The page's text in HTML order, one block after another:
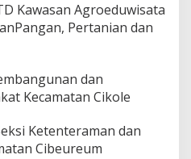
Kawasan Agroeduwisata
Pertanian dan
dan
Kecamatan Cikole
Ketenteraman dan
Cibeureum